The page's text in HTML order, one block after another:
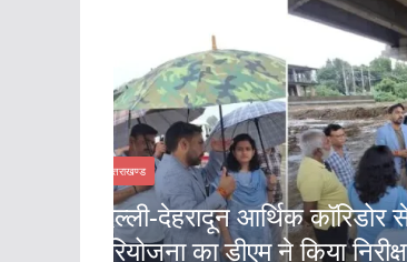
उत्तराखण्ड
459 करोड़ से एचएनबी